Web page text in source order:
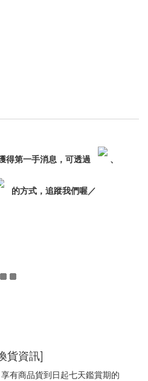
得第一手消息，可透過 、
的方式，追蹤我們喔／
貨資訊]
有商品貨到日起七天鑑賞期的